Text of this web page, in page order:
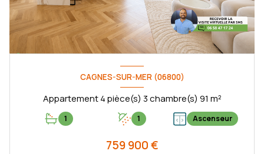
CAGNES-SUR-MER (06800)
Appartement 4 pièce(s) 3 chambre(s) 91 m²
1 1 Ascenseur
759 900 €